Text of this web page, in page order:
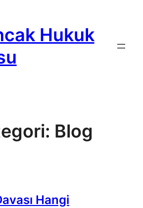
Hukuk
Blog
Hangi